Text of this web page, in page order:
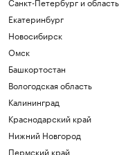
по
Екатеринбург
Новосибирск
Омск
Башкортостан
Вологодская область
Калининград
Краснодарский край
Нижний Новгород
Пермский край